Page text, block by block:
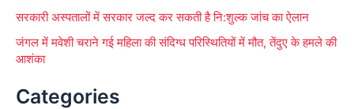
सरकारी अस्पतालों में सरकार जल्द कर सकती है नि:शुल्क जांच का ऐलान
जंगल में मवेशी चराने गई महिला की संदिग्ध परिस्थितियों में मौत, तेंदुए के हमले की
आशंका
Categories